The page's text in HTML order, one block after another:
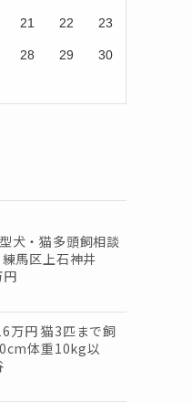
21 22 23
28 29 30
犬・猫多頭飼相談
馬区上石神井
万円 猫3匹まで飼
体重10kg以